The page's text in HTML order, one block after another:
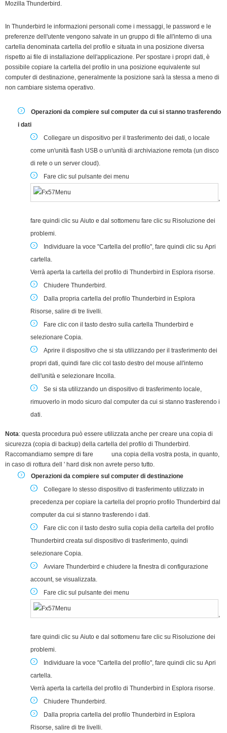
Mozilla Thunderbird.
In Thunderbird le informazioni personali come i messaggi, le password e le
preferenze dell'utente vengono salvate in un gruppo di file all'interno di una
cartella denominata cartella del profilo e situata in una posizione diversa
rispetto ai file di installazione dell'applicazione. Per spostare i propri dati, è
possibile copiare la cartella del profilo in una posizione equivalente sul
computer di destinazione, generalmente la posizione sarà la stessa a meno di
non cambiare sistema operativo.
Operazioni da compiere sul computer da cui si stanno trasferendo
i dati
Collegare un dispositivo per il trasferimento dei dati, o locale
come un'unità flash USB o un'unità di archiviazione remota (un disco
di rete o un server cloud).
Fare clic sul pulsante dei menu
,
fare quindi clic su Aiuto e dal sottomenu fare clic su Risoluzione dei
problemi.
Individuare la voce "Cartella del profilo", fare quindi clic su Apri
cartella.
Verrà aperta la cartella del profilo di Thunderbird in Esplora risorse.
Chiudere Thunderbird.
Dalla propria cartella del profilo Thunderbird in Esplora
Risorse, salire di tre livelli.
Fare clic con il tasto destro sulla cartella Thunderbird e
selezionare Copia.
Aprire il dispositivo che si sta utilizzando per il trasferimento dei
propri dati, quindi fare clic col tasto destro del mouse all'interno
dell'unità e selezionare Incolla.
Se si sta utilizzando un dispositivo di trasferimento locale,
rimuoverlo in modo sicuro dal computer da cui si stanno trasferendo i
dati.
Nota: questa procedura può essere utilizzata anche per creare una copia di
sicurezza (copia di backup) della cartella del profilo di Thunderbird.
Raccomandiamo sempre di fare una copia della vostra posta, in quanto,
in caso di rottura dell ' hard disk non avrete perso tutto.
Operazioni da compiere sul computer di destinazione
Collegare lo stesso dispositivo di trasferimento utilizzato in
precedenza per copiare la cartella del proprio profilo Thunderbird dal
computer da cui si stanno trasferendo i dati.
Fare clic con il tasto destro sulla copia della cartella del profilo
Thunderbird creata sul dispositivo di trasferimento, quindi
selezionare Copia.
Avviare Thunderbird e chiudere la finestra di configurazione
account, se visualizzata.
Fare clic sul pulsante dei menu
,
fare quindi clic su Aiuto e dal sottomenu fare clic su Risoluzione dei
problemi.
Individuare la voce "Cartella del profilo", fare quindi clic su Apri
cartella.
Verrà aperta la cartella del profilo di Thunderbird in Esplora risorse.
Chiudere Thunderbird.
Dalla propria cartella del profilo Thunderbird in Esplora
Risorse, salire di tre livelli.